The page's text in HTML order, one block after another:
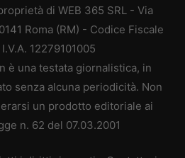
di WEB 365 SRL - Via
Roma (RM) - Codice Fiscale
12279101005
è una testata giornalistica, in
senza alcuna periodicità. Non
un prodotto editoriale ai
n. 62 del 07.03.2001